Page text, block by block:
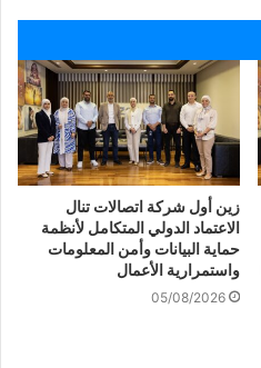
زين أول شركة اتصالات تنال
الاعتماد الدولي المتكامل لأنظمة
حماية البيانات وأمن المعلومات
واستمرارية الأعمال
05/08/2026